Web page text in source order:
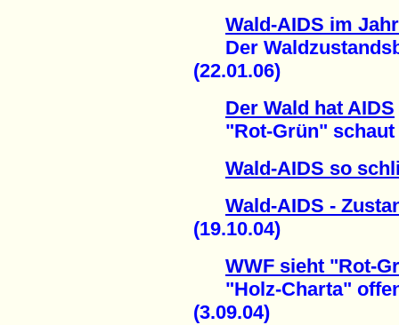
Wald-AIDS im
Der
(22.01.06)
Der Wald hat AIDS
"Rot-Grün" schaut
Wald-AIDS so
Wald-AIDS -
(19.10.04)
WWF sieht "Rot-
"Holz-Charta"
(3.09.04)